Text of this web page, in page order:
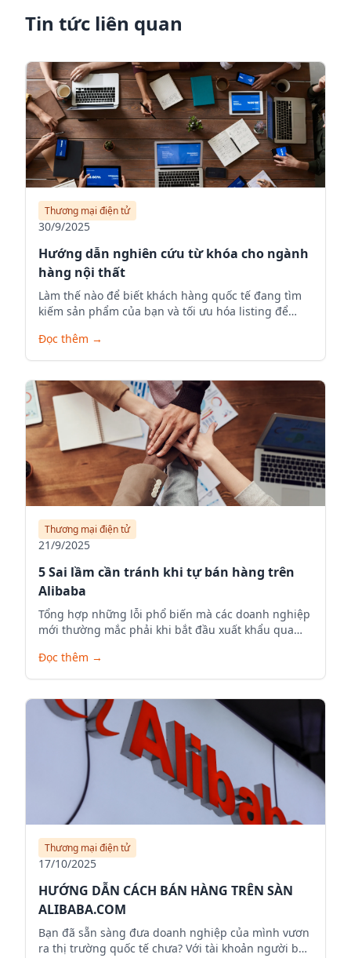
Tin tức liên quan
Thương mại điện tử
30/9/2025
Hướng dẫn nghiên cứu từ khóa cho ngành
hàng nội thất
Làm thế nào để biết khách hàng quốc tế đang tìm
kiếm sản phẩm của bạn và tối ưu hóa listing để
Đọc thêm →
Thương mại điện tử
21/9/2025
5 Sai lầm cần tránh khi tự bán hàng trên
Alibaba
Tổng hợp những lỗi phổ biến mà các doanh nghiệp
mới thường mắc phải khi bắt đầu xuất khẩu qua
Đọc thêm →
Thương mại điện tử
17/10/2025
HƯỚNG DẪN CÁCH BÁN HÀNG TRÊN SÀN
ALIBABA.COM
Bạn đã sẵn sàng đưa doanh nghiệp của mình vươn
ra thị trường quốc tế chưa? Với tài khoản người bán